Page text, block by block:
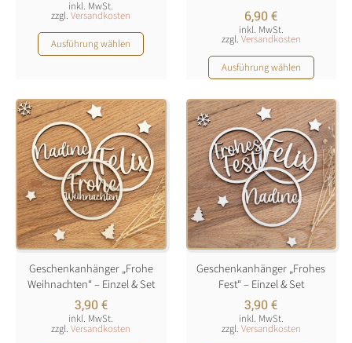
inkl. MwSt.
zzgl.Versandkosten
Ausführung wählen
Dieses
Produkt
Varianten
auf.
Die
Optionen
können
auf
der
Produktseite
gewählt
werden
6,90€
inkl. MwSt.
zzgl. Versandkosten
Ausführung wählen
Dieses
Produkt
weist
mehrere
Varianten
auf.
Die
Optionen
können
auf
der
Produktseite
gewählt
werden
Geschenkanhänger „Frohe
Weihnachten“ – Einzel & Set
3,90€
inkl. MwSt.
zzgl.Versandkosten
Geschenkanhänger „Frohes
Fest“ – Einzel & Set
3,90€
inkl. MwSt.
zzgl. Versandkosten